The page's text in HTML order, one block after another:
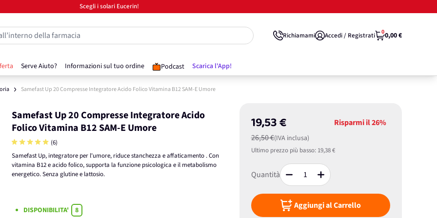
Scegli i solari Eucerin!
Serve Aiuto? Informazioni sul tuo ordine Podcast Scarica l'App!
della farmacia Richiamami Accedi / Registrati 00,00 €
Samefast Up 20 Compresse Integratore Acido Folico Vitamina B12 SAM-E Umore
Samefast Up 20 Compresse Integratore Acido
Folico Vitamina B12 SAM-E Umore
(6)
Samefast Up, integratore per l'umore, riduce stanchezza e affaticamento . Con
vitamina B12 e acido folico, supporta la funzione psicologica e il metabolismo
energetico. Senza glutine e lattosio.
19,53 €
26,50 €(IVA inclusa)
Risparmi il26%
Ultimo prezzo più basso: 19,38 €
Quantità
Aggiungi al Carrello
DISPONIBILITA'
8